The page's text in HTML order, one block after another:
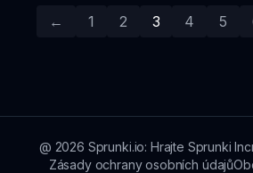
← 1 2 3 4 5
@ 2026 Sprunki.io: Hrajte Sprunki
Zásady ochrany osobních údajů